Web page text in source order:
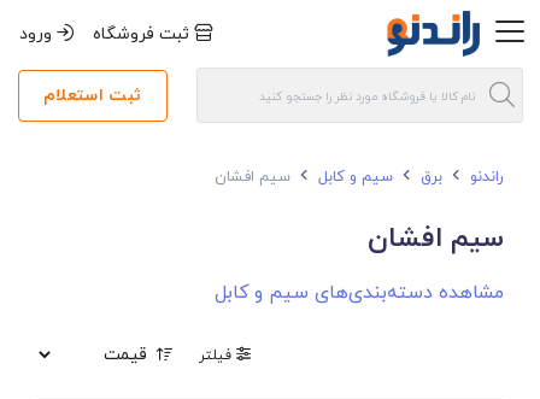
ثبت فروشگاه ورود
ثبت استعلام
راندنو برق سیم و کابل سیم افشان
سیم افشان
مشاهده دسته‌بندی‌های سیم و کابل
فیلتر